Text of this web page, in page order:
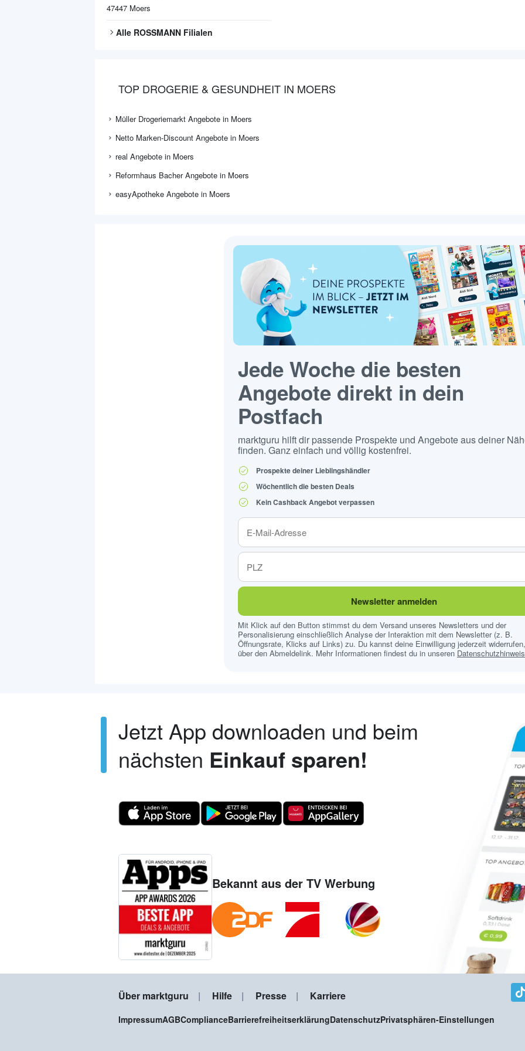
47447 Moers
Alle ROSSMANN Filialen
TOP DROGERIE & GESUNDHEIT IN MOERS
Müller Drogeriemarkt Angebote in Moers
Netto Marken-Discount Angebote in Moers
real Angebote in Moers
Reformhaus Bacher Angebote in Moers
easyApotheke Angebote in Moers
Jede Woche die besten
Angebote direkt in dein
Postfach
marktguru hilft dir passende Prospekte und Angebote aus deiner
finden. Ganz einfach und völlig kostenfrei.
Prospekte deiner Lieblingshändler
Wöchentlich die besten Deals
Kein Cashback Angebot verpassen
Newsletter anmelden
Mit Klick auf den Button stimmst du dem Versand unseres Newsletters und der
Personalisierung einschließlich Analyse der Interaktion mit dem Newsletter (z. B.
Öffnungsrate, Klicks auf Links) zu. Du kannst deine Einwilligung jederzeit
über den Abmeldelink. Mehr Informationen findest du in unseren
Jetzt App downloaden und beim
nächsten Einkauf sparen!
Bekannt aus der TV Werbung
Über marktguru Hilfe Presse Karriere
ImpressumAGBComplianceBarrierefreiheitserklärungDatenschutzPrivatsphären-Einstellungen